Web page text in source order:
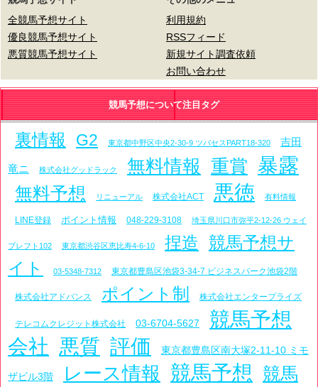
全競馬予想サイト
優良競馬予想サイト
悪質競馬予想サイト
利用規約
RSSフィード
新規サイト調査依頼
お問い合わせ
競馬予想について注目タグ
裏情報 G2 東京都中野区中央2-30-9 ツバセスPART18-320 吉田
竜ニ 株式会社グッドラック 無料情報 重賞 暴露
無料予想 リニューアル 株式会社ACT 悪徳 有料情報
LINE登録 ポイント情報 048-229-3108 埼玉県川口市弥平2-12-26 ウェイ
ブレフト102 東京都渋谷区恵比寿4-6-10 捏造 競馬予想サ
イト
03-5348-7312 東京都豊島区池袋3-34-7 ビジネスパーク池袋2階
株式会社アドバンス ポイント制 株式会社エンタープライズ
テレコムクレジット株式会社 03-6704-5627
競馬予想
会社 悪質 評価 東京都豊島区南大塚2-11-10 ミモ
ザビル3階 レース情報 競馬予想 競馬